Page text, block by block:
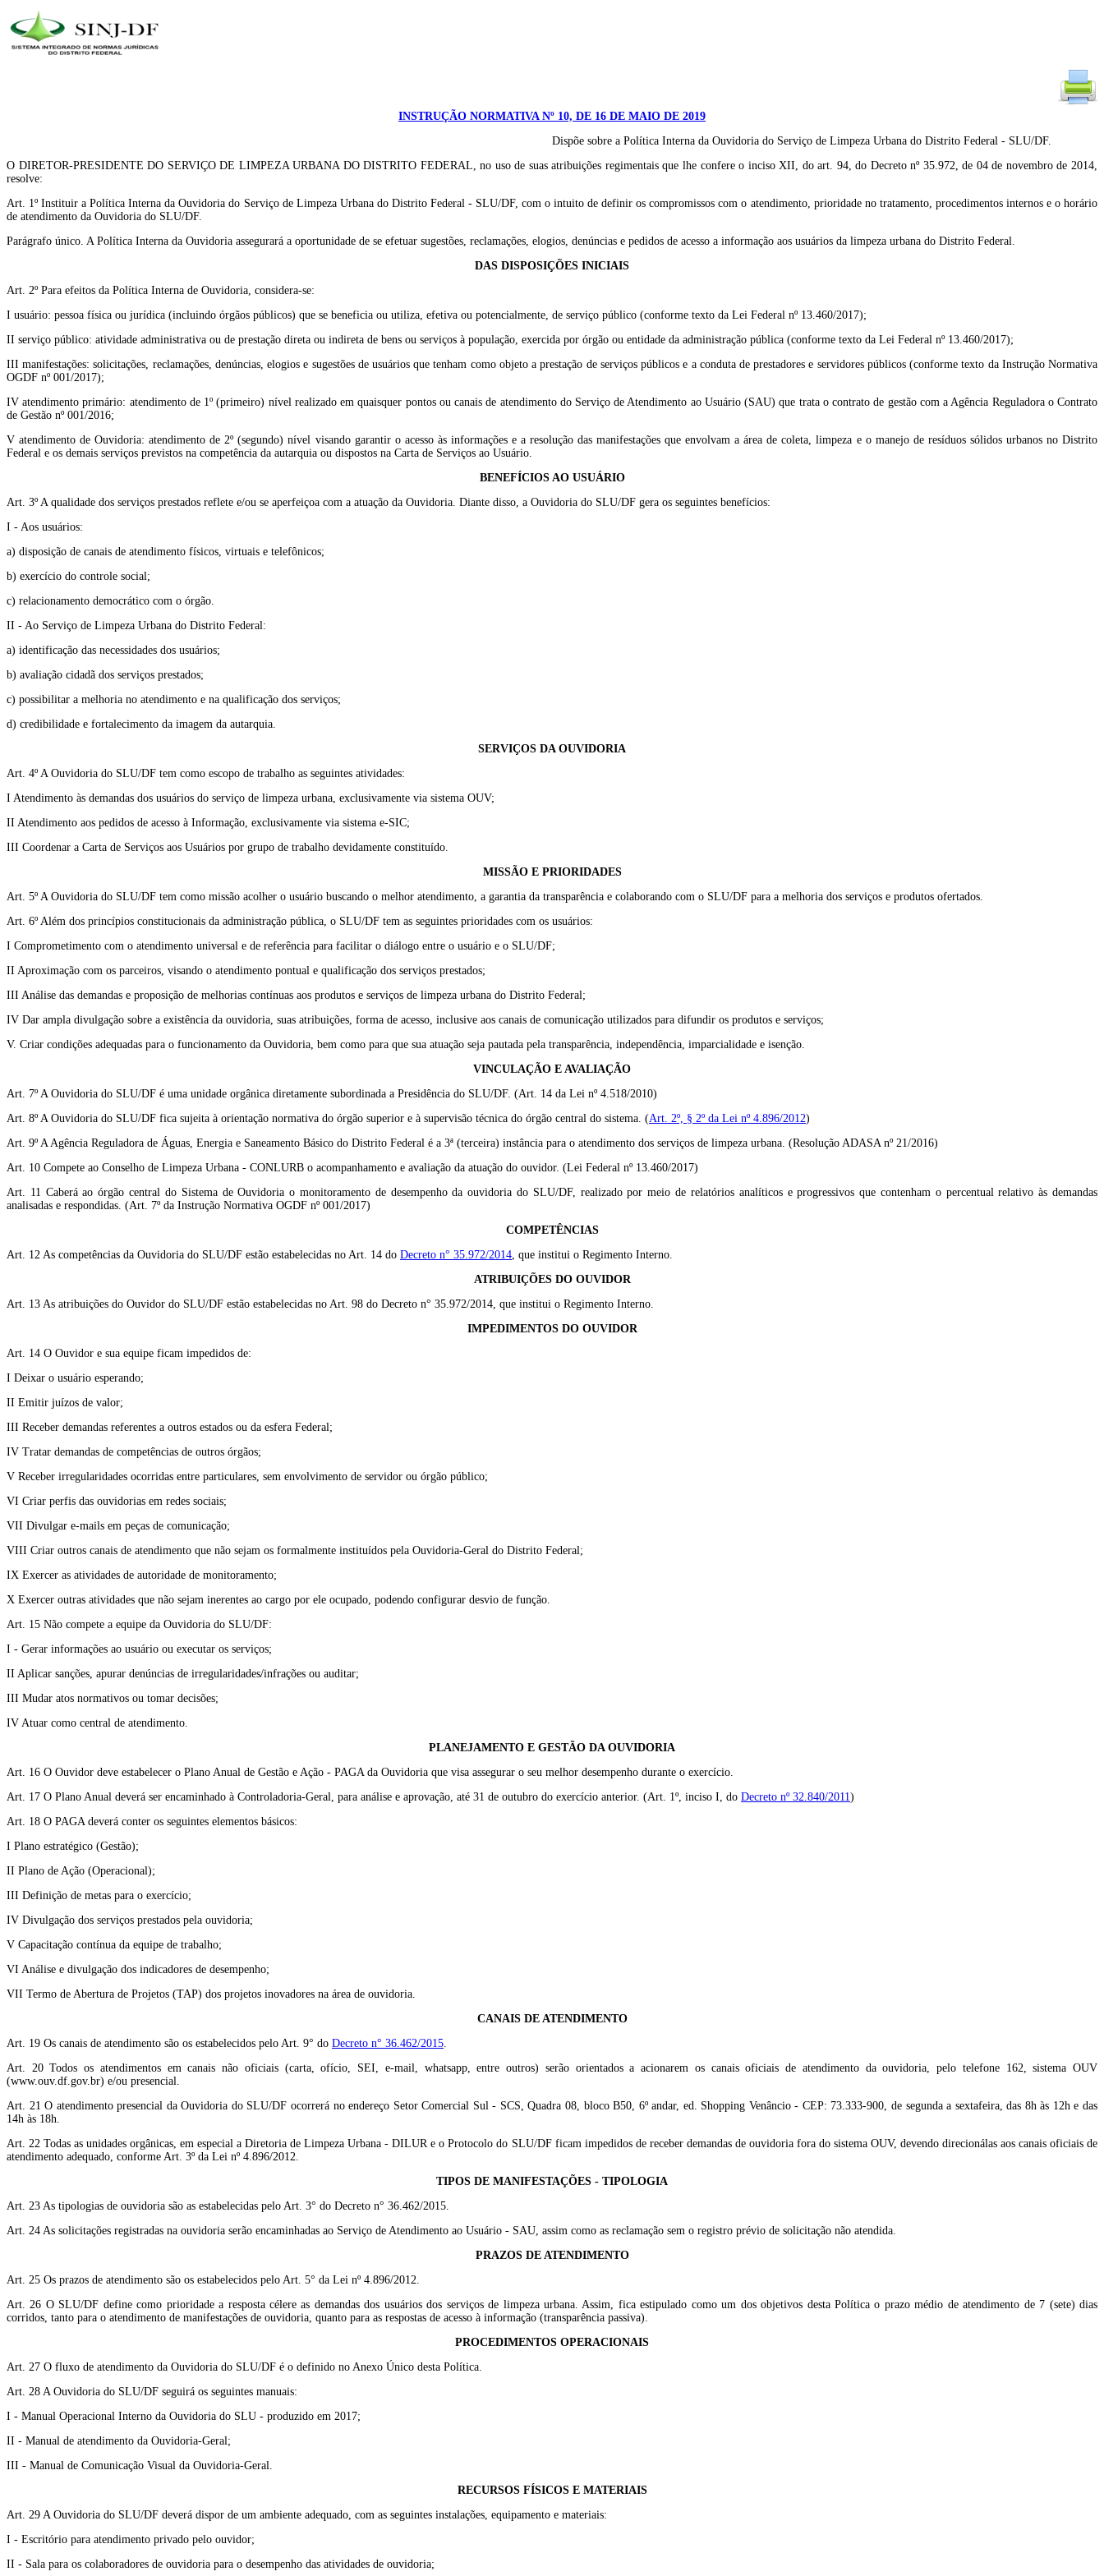
INSTRUÇÃO NORMATIVA Nº 10, DE 16 DE MAIO DE 2019
Dispõe sobre a Política Interna da Ouvidoria do Serviço de Limpeza Urbana do Distrito Federal - SLU/DF.
O DIRETOR-PRESIDENTE DO SERVIÇO DE LIMPEZA URBANA DO DISTRITO FEDERAL, no uso de suas atribuições regimentais que lhe confere o inciso XII, do art. 94, do Decreto nº 35.972, de 04 de novembro de 2014,
resolve:
Art. 1º Instituir a Política Interna da Ouvidoria do Serviço de Limpeza Urbana do Distrito Federal - SLU/DF, com o intuito de definir os compromissos com o atendimento, prioridade no tratamento, procedimentos internos e o horário
de atendimento da Ouvidoria do SLU/DF.
Parágrafo único. A Política Interna da Ouvidoria assegurará a oportunidade de se efetuar sugestões, reclamações, elogios, denúncias e pedidos de acesso a informação aos usuários da limpeza urbana do Distrito Federal.
DAS DISPOSIÇÕES INICIAIS
Art. 2º Para efeitos da Política Interna de Ouvidoria, considera-se:
I usuário: pessoa física ou jurídica (incluindo órgãos públicos) que se beneficia ou utiliza, efetiva ou potencialmente, de serviço público (conforme texto da Lei Federal nº 13.460/2017);
II serviço público: atividade administrativa ou de prestação direta ou indireta de bens ou serviços à população, exercida por órgão ou entidade da administração pública (conforme texto da Lei Federal nº 13.460/2017);
III manifestações: solicitações, reclamações, denúncias, elogios e sugestões de usuários que tenham como objeto a prestação de serviços públicos e a conduta de prestadores e servidores públicos (conforme texto da Instrução Normativa
OGDF nº 001/2017);
IV atendimento primário: atendimento de 1º (primeiro) nível realizado em quaisquer pontos ou canais de atendimento do Serviço de Atendimento ao Usuário (SAU) que trata o contrato de gestão com a Agência Reguladora o Contrato
de Gestão nº 001/2016;
V atendimento de Ouvidoria: atendimento de 2º (segundo) nível visando garantir o acesso às informações e a resolução das manifestações que envolvam a área de coleta, limpeza e o manejo de resíduos sólidos urbanos no Distrito
Federal e os demais serviços previstos na competência da autarquia ou dispostos na Carta de Serviços ao Usuário.
BENEFÍCIOS AO USUÁRIO
Art. 3º A qualidade dos serviços prestados reflete e/ou se aperfeiçoa com a atuação da Ouvidoria. Diante disso, a Ouvidoria do SLU/DF gera os seguintes benefícios:
I - Aos usuários:
a) disposição de canais de atendimento físicos, virtuais e telefônicos;
b) exercício do controle social;
c) relacionamento democrático com o órgão.
II - Ao Serviço de Limpeza Urbana do Distrito Federal:
a) identificação das necessidades dos usuários;
b) avaliação cidadã dos serviços prestados;
c) possibilitar a melhoria no atendimento e na qualificação dos serviços;
d) credibilidade e fortalecimento da imagem da autarquia.
SERVIÇOS DA OUVIDORIA
Art. 4º A Ouvidoria do SLU/DF tem como escopo de trabalho as seguintes atividades:
I Atendimento às demandas dos usuários do serviço de limpeza urbana, exclusivamente via sistema OUV;
II Atendimento aos pedidos de acesso à Informação, exclusivamente via sistema e-SIC;
III Coordenar a Carta de Serviços aos Usuários por grupo de trabalho devidamente constituído.
MISSÃO E PRIORIDADES
Art. 5º A Ouvidoria do SLU/DF tem como missão acolher o usuário buscando o melhor atendimento, a garantia da transparência e colaborando com o SLU/DF para a melhoria dos serviços e produtos ofertados.
Art. 6º Além dos princípios constitucionais da administração pública, o SLU/DF tem as seguintes prioridades com os usuários:
I Comprometimento com o atendimento universal e de referência para facilitar o diálogo entre o usuário e o SLU/DF;
II Aproximação com os parceiros, visando o atendimento pontual e qualificação dos serviços prestados;
III Análise das demandas e proposição de melhorias contínuas aos produtos e serviços de limpeza urbana do Distrito Federal;
IV Dar ampla divulgação sobre a existência da ouvidoria, suas atribuições, forma de acesso, inclusive aos canais de comunicação utilizados para difundir os produtos e serviços;
V. Criar condições adequadas para o funcionamento da Ouvidoria, bem como para que sua atuação seja pautada pela transparência, independência, imparcialidade e isenção.
VINCULAÇÃO E AVALIAÇÃO
Art. 7º A Ouvidoria do SLU/DF é uma unidade orgânica diretamente subordinada a Presidência do SLU/DF. (Art. 14 da Lei nº 4.518/2010)
Art. 8º A Ouvidoria do SLU/DF fica sujeita à orientação normativa do órgão superior e à supervisão técnica do órgão central do sistema. (Art. 2º, § 2º da Lei nº 4.896/2012)
Art. 9º A Agência Reguladora de Águas, Energia e Saneamento Básico do Distrito Federal é a 3ª (terceira) instância para o atendimento dos serviços de limpeza urbana. (Resolução ADASA nº 21/2016)
Art. 10 Compete ao Conselho de Limpeza Urbana - CONLURB o acompanhamento e avaliação da atuação do ouvidor. (Lei Federal nº 13.460/2017)
Art. 11 Caberá ao órgão central do Sistema de Ouvidoria o monitoramento de desempenho da ouvidoria do SLU/DF, realizado por meio de relatórios analíticos e progressivos que contenham o percentual relativo às demandas
analisadas e respondidas. (Art. 7º da Instrução Normativa OGDF nº 001/2017)
COMPETÊNCIAS
Art. 12 As competências da Ouvidoria do SLU/DF estão estabelecidas no Art. 14 do Decreto n° 35.972/2014, que institui o Regimento Interno.
ATRIBUIÇÕES DO OUVIDOR
Art. 13 As atribuições do Ouvidor do SLU/DF estão estabelecidas no Art. 98 do Decreto n° 35.972/2014, que institui o Regimento Interno.
IMPEDIMENTOS DO OUVIDOR
Art. 14 O Ouvidor e sua equipe ficam impedidos de:
I Deixar o usuário esperando;
II Emitir juízos de valor;
III Receber demandas referentes a outros estados ou da esfera Federal;
IV Tratar demandas de competências de outros órgãos;
V Receber irregularidades ocorridas entre particulares, sem envolvimento de servidor ou órgão público;
VI Criar perfis das ouvidorias em redes sociais;
VII Divulgar e-mails em peças de comunicação;
VIII Criar outros canais de atendimento que não sejam os formalmente instituídos pela Ouvidoria-Geral do Distrito Federal;
IX Exercer as atividades de autoridade de monitoramento;
X Exercer outras atividades que não sejam inerentes ao cargo por ele ocupado, podendo configurar desvio de função.
Art. 15 Não compete a equipe da Ouvidoria do SLU/DF:
I - Gerar informações ao usuário ou executar os serviços;
II Aplicar sanções, apurar denúncias de irregularidades/infrações ou auditar;
III Mudar atos normativos ou tomar decisões;
IV Atuar como central de atendimento.
PLANEJAMENTO E GESTÃO DA OUVIDORIA
Art. 16 O Ouvidor deve estabelecer o Plano Anual de Gestão e Ação - PAGA da Ouvidoria que visa assegurar o seu melhor desempenho durante o exercício.
Art. 17 O Plano Anual deverá ser encaminhado à Controladoria-Geral, para análise e aprovação, até 31 de outubro do exercício anterior. (Art. 1º, inciso I, do Decreto nº 32.840/2011)
Art. 18 O PAGA deverá conter os seguintes elementos básicos:
I Plano estratégico (Gestão);
II Plano de Ação (Operacional);
III Definição de metas para o exercício;
IV Divulgação dos serviços prestados pela ouvidoria;
V Capacitação contínua da equipe de trabalho;
VI Análise e divulgação dos indicadores de desempenho;
VII Termo de Abertura de Projetos (TAP) dos projetos inovadores na área de ouvidoria.
CANAIS DE ATENDIMENTO
Art. 19 Os canais de atendimento são os estabelecidos pelo Art. 9° do Decreto n° 36.462/2015.
Art. 20 Todos os atendimentos em canais não oficiais (carta, ofício, SEI, e-mail, whatsapp, entre outros) serão orientados a acionarem os canais oficiais de atendimento da ouvidoria, pelo telefone 162, sistema OUV
(www.ouv.df.gov.br) e/ou presencial.
Art. 21 O atendimento presencial da Ouvidoria do SLU/DF ocorrerá no endereço Setor Comercial Sul - SCS, Quadra 08, bloco B50, 6º andar, ed. Shopping Venâncio - CEP: 73.333-900, de segunda a sextafeira, das 8h às 12h e das
14h às 18h.
Art. 22 Todas as unidades orgânicas, em especial a Diretoria de Limpeza Urbana - DILUR e o Protocolo do SLU/DF ficam impedidos de receber demandas de ouvidoria fora do sistema OUV, devendo direcionálas aos canais oficiais de
atendimento adequado, conforme Art. 3º da Lei nº 4.896/2012.
TIPOS DE MANIFESTAÇÕES - TIPOLOGIA
Art. 23 As tipologias de ouvidoria são as estabelecidas pelo Art. 3° do Decreto n° 36.462/2015.
Art. 24 As solicitações registradas na ouvidoria serão encaminhadas ao Serviço de Atendimento ao Usuário - SAU, assim como as reclamação sem o registro prévio de solicitação não atendida.
PRAZOS DE ATENDIMENTO
Art. 25 Os prazos de atendimento são os estabelecidos pelo Art. 5° da Lei nº 4.896/2012.
Art. 26 O SLU/DF define como prioridade a resposta célere as demandas dos usuários dos serviços de limpeza urbana. Assim, fica estipulado como um dos objetivos desta Política o prazo médio de atendimento de 7 (sete) dias
corridos, tanto para o atendimento de manifestações de ouvidoria, quanto para as respostas de acesso à informação (transparência passiva).
PROCEDIMENTOS OPERACIONAIS
Art. 27 O fluxo de atendimento da Ouvidoria do SLU/DF é o definido no Anexo Único desta Política.
Art. 28 A Ouvidoria do SLU/DF seguirá os seguintes manuais:
I - Manual Operacional Interno da Ouvidoria do SLU - produzido em 2017;
II - Manual de atendimento da Ouvidoria-Geral;
III - Manual de Comunicação Visual da Ouvidoria-Geral.
RECURSOS FÍSICOS E MATERIAIS
Art. 29 A Ouvidoria do SLU/DF deverá dispor de um ambiente adequado, com as seguintes instalações, equipamento e materiais:
I - Escritório para atendimento privado pelo ouvidor;
II - Sala para os colaboradores de ouvidoria para o desempenho das atividades de ouvidoria;